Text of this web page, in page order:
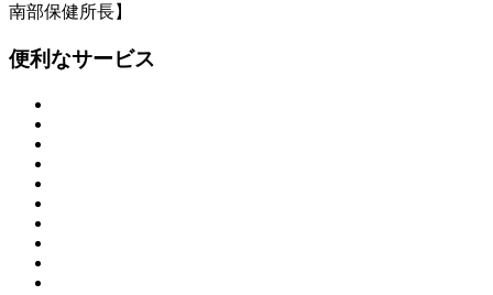
南部保健所長】
便利なサービス